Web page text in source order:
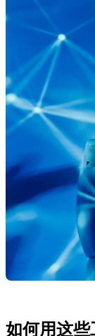
如何用这